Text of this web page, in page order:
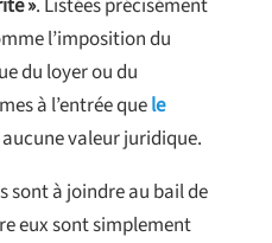
». Listées précisément
l’imposition du
du loyer ou du
à l’entrée quele
aucune valeur juridique.
sont à joindre au bail de
eux sont simplement